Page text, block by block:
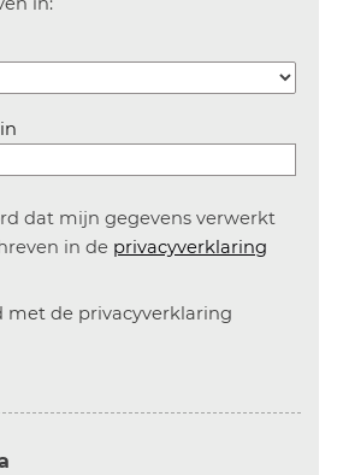
dat mijn gegevens verwerkt
in de privacyverklaring
met de privacyverklaring